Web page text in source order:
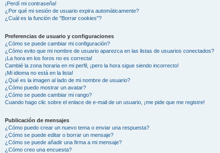
¡Perdí mi contraseña!
¿Por qué mi sesión de usuario expira automáticamente?
¿Cuál es la función de "Borrar cookies"?
Preferencias de usuario y configuraciones
¿Cómo se puede cambiar mi configuración?
¿Cómo evito que mi nombre de usuario aparezca en las listas de usuarios conectados?
¡La hora en los foros no es correcta!
Cambié la zona horaria en mi perfil, ¡pero la hora sigue siendo incorrecto!
¡Mi idioma no está en la lista!
¿Qué es la imagen al lado de mi nombre de usuario?
¿Cómo puedo mostrar un avatar?
¿Cómo se puede cambiar mi rango?
Cuando hago clic sobre el enlace de e-mail de un usuario, ¡me pide que me registre!
Publicación de mensajes
¿Cómo puedo crear un nuevo tema o enviar una respuesta?
¿Cómo se puede editar o borrar un mensaje?
¿Cómo se puede añadir una firma a mi mensaje?
¿Cómo creo una encuesta?